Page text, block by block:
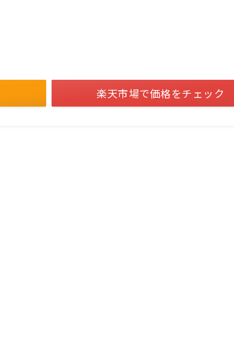
楽天市場で価格をチェック